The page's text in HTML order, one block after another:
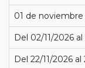
01 de
Del 02/11/2026 al
Del 22/11/2026